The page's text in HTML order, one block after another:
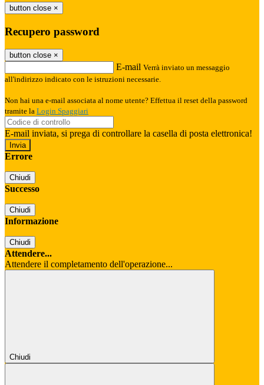
button close ×
Recupero password
button close ×
E-mail Verrà inviato un messaggio
all'indirizzo indicato con le istruzioni necessarie.
Non hai una e-mail associata al nome utente? Effettua il reset della password
tramite la Login Spaggiari
E-mail inviata, si prega di controllare la casella di posta elettronica!
Errore
Chiudi
Successo
Chiudi
Informazione
Chiudi
Attendere...
Attendere il completamento dell'operazione...
Chiudi